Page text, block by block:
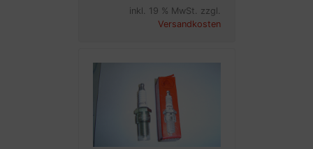
inkl. 19 % MwSt. zzgl.
Versandkosten